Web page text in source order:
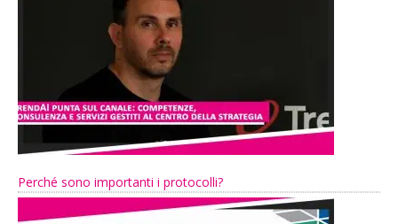
Perché sono importanti i protocolli?